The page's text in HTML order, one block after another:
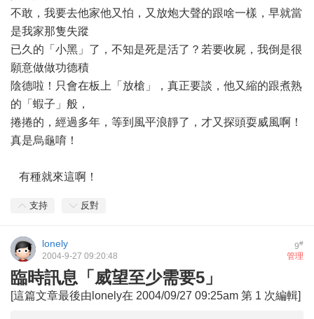
不敢，我要去他家他又怕，又放炮大聲的跟啥一樣，早就當
是我家那隻失蹤
已久的「小黑」了，不知是死是活了？若要收屍，我倒是很
願意做做功德積
陰德啦！只會在板上「放槍」，真正要談，他又縮的跟煮熟
的「蝦子」般，
捲捲的，經過多年，等到風平浪靜了，才又探頭耍威風啊！
真是烏龜唷！
有種就來這啊！
支持 反對
9#
lonely
管理
2004-9-27 09:20:48
臨時訊息「威望至少需要5」
[這篇文章最後由lonely在 2004/09/27 09:25am 第 1 次編輯]